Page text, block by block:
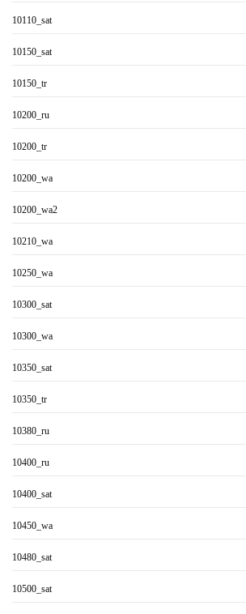
10110_sat
10150_sat
10150_tr
10200_ru
10200_tr
10200_wa
10200_wa2
10210_wa
10250_wa
10300_sat
10300_wa
10350_sat
10350_tr
10380_ru
10400_ru
10400_sat
10450_wa
10480_sat
10500_sat